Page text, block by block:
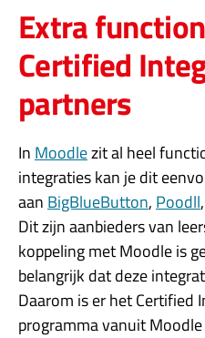
Extra
Certified
partners
In Moodlezit al heel
integraties kan je dit
aan BigBlueButton, Poodll,
Dit zijn aanbieders van
koppeling met Moodle is
belangrijk dat deze
Daarom is er het Certified
programma vanuit Moodle